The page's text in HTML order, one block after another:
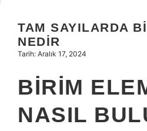
Hakkımızda
TAM SAYILARDA
NEDIR
Tarih: Aralık 17, 2024
BIRIM
NASIL